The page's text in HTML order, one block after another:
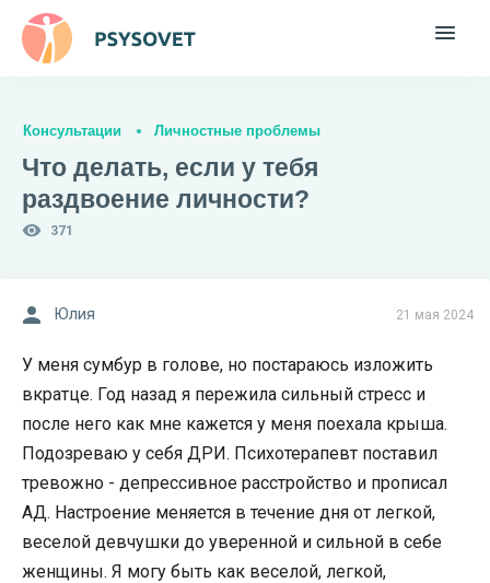
Консультации Личностные проблемы
Что делать, если у тебя
раздвоение личности?
371
21 мая 2024
Юлия
У меня сумбур в голове, но постараюсь изложить
вкратце. Год назад я пережила сильный стресс и
после него как мне кажется у меня поехала крыша.
Подозреваю у себя ДРИ. Психотерапевт поставил
тревожно - депрессивное расстройство и прописал
АД. Настроение меняется в течение дня от легкой,
веселой девчушки до уверенной и сильной в себе
женщины. Я могу быть как веселой, легкой,